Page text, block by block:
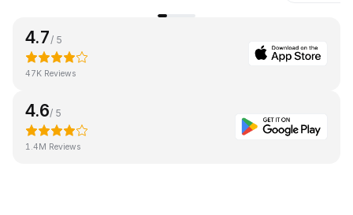
4.7 / 5
47K Reviews
4.6/ 5
1.4M Reviews